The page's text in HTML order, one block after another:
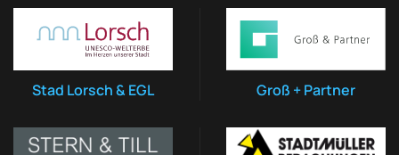
Stad Lorsch & EGL Groß + Partner